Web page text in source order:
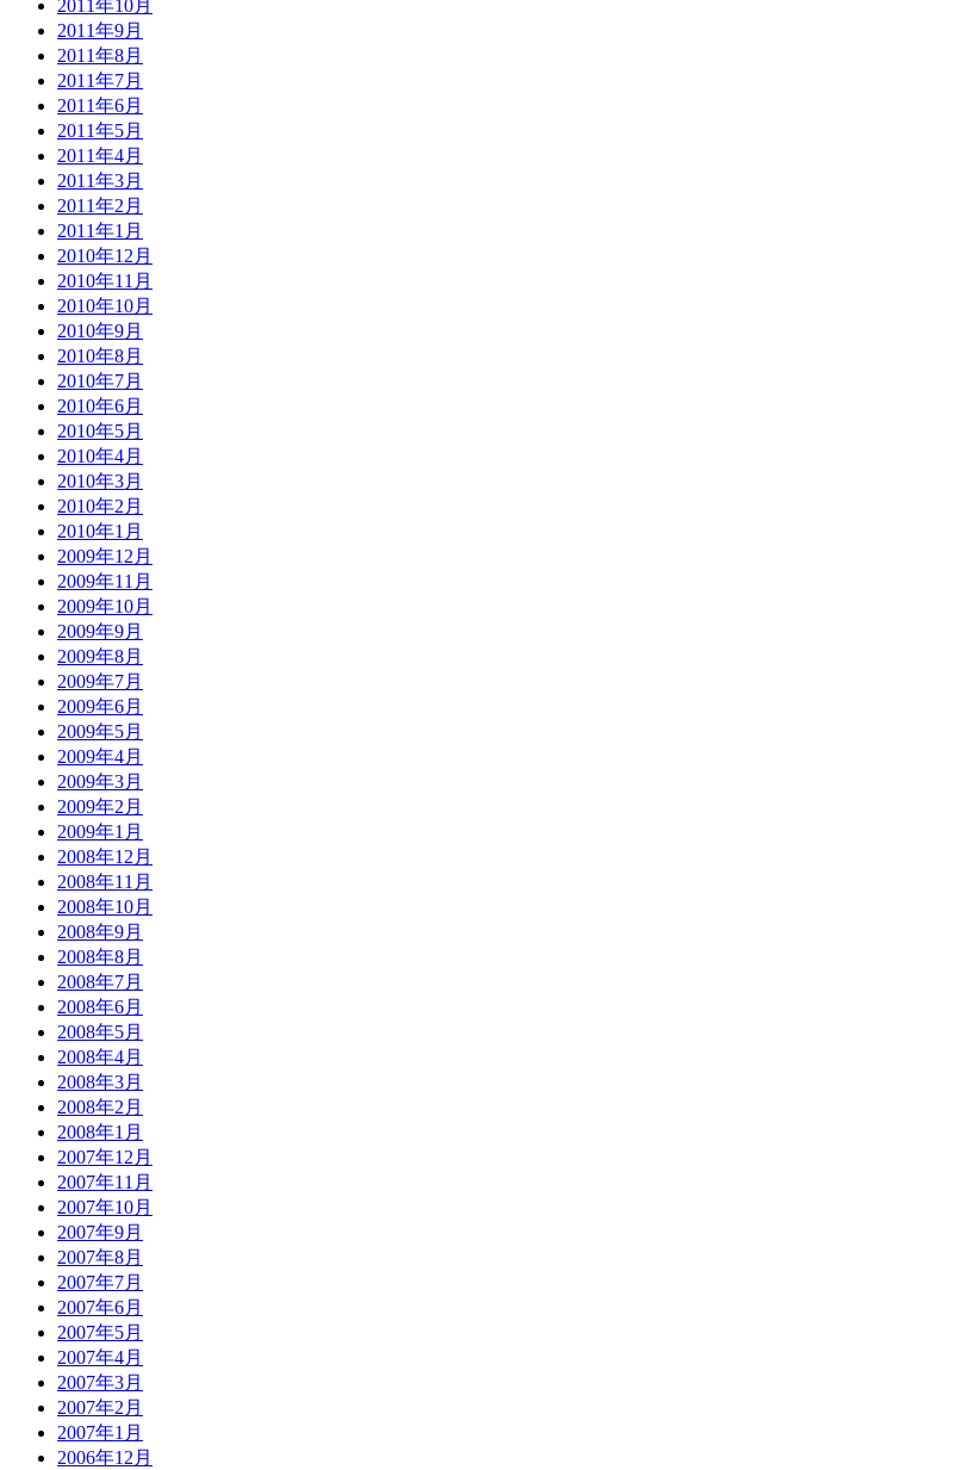
2011年10月
2011年9月
2011年8月
2011年7月
2011年6月
2011年5月
2011年4月
2011年3月
2011年2月
2011年1月
2010年12月
2010年11月
2010年10月
2010年9月
2010年8月
2010年7月
2010年6月
2010年5月
2010年4月
2010年3月
2010年2月
2010年1月
2009年12月
2009年11月
2009年10月
2009年9月
2009年8月
2009年7月
2009年6月
2009年5月
2009年4月
2009年3月
2009年2月
2009年1月
2008年12月
2008年11月
2008年10月
2008年9月
2008年8月
2008年7月
2008年6月
2008年5月
2008年4月
2008年3月
2008年2月
2008年1月
2007年12月
2007年11月
2007年10月
2007年9月
2007年8月
2007年7月
2007年6月
2007年5月
2007年4月
2007年3月
2007年2月
2007年1月
2006年12月